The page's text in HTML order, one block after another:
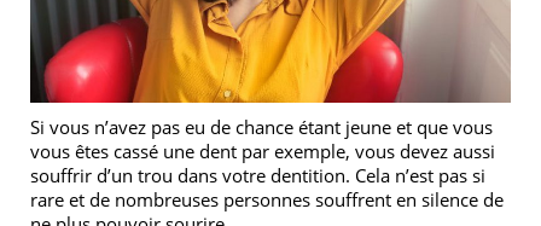
Si vous n’avez pas eu de chance étant jeune et que vous
vous êtes cassé une dent par exemple, vous devez aussi
souffrir d’un trou dans votre dentition. Cela n’est pas si
rare et de nombreuses personnes souffrent en silence de